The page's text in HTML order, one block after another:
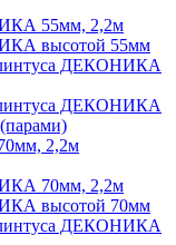
55мм, 2,2м
высотой 55мм
ДЕКОНИКА
ДЕКОНИКА
2,2м
70мм, 2,2м
высотой 70мм
ДЕКОНИКА